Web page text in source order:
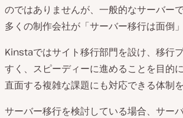
のではありませんが、一般的なサーバー
多くの制作会社が「サーバー移行は面倒
Kinstaではサイト移行部門を設け、移行
すく、スピーディーに進めることを目的
直面する複雑な課題にも対応できる体制
サーバー移行を検討している場合、サー